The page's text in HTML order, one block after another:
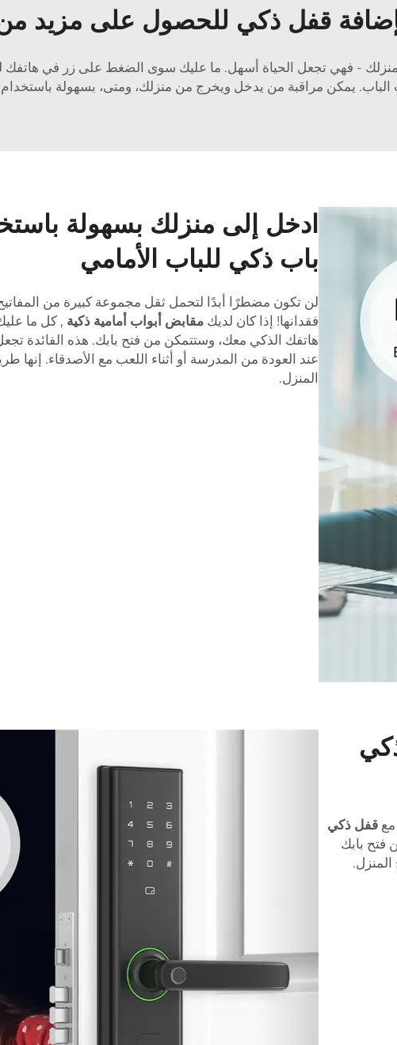
قفل ذكي للحصول على مزيد
منزلك - فهي تجعل الحياة أسهل. ما عليك سوى الضغط على زر في هاتفك
يمكن مراقبة من يدخل ويخرج من منزلك، ومتى، بسهولة
ادخل إلى منزلك بسهولة
باب ذكي للباب الأمامي
لن تكون مضطرًا أبدًا لتحمل ثقل مجموعة كبيرة من
فقدانها! إذا كان لديك مقابض أبواب أمامية ذكية , كل ما
هاتفك الذكي معك، وستتمكن من فتح بابك. هذه الفائدة
عند العودة من المدرسة أو أثناء اللعب مع الأصدقاء. إنها
المنزل.
مع قفل ذكي
فتح بابك